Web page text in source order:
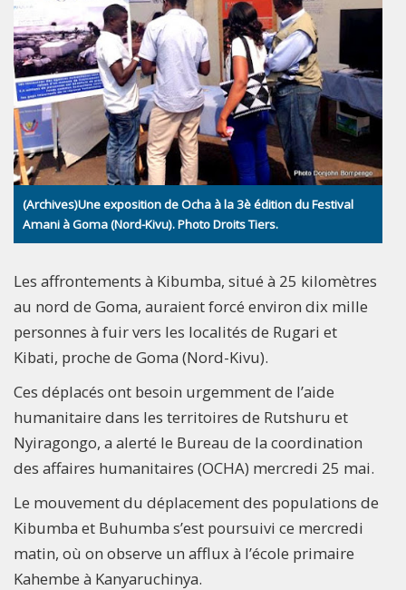
(Archives)Une exposition de Ocha à la 3è édition du Festival
Amani à Goma (Nord-Kivu). Photo Droits Tiers.
Les affrontements à Kibumba, situé à 25 kilomètres
au nord de Goma, auraient forcé environ dix mille
personnes à fuir vers les localités de Rugari et
Kibati, proche de Goma (Nord-Kivu).
Ces déplacés ont besoin urgemment de l’aide
humanitaire dans les territoires de Rutshuru et
Nyiragongo, a alerté le Bureau de la coordination
des affaires humanitaires (OCHA) mercredi 25 mai.
Le mouvement du déplacement des populations de
Kibumba et Buhumba s’est poursuivi ce mercredi
matin, où on observe un afflux à l’école primaire
Kahembe à Kanyaruchinya.